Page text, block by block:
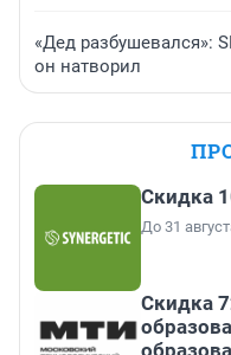
«Дед разбушевался»:
он натворил
Скидка
До 31
Скидка